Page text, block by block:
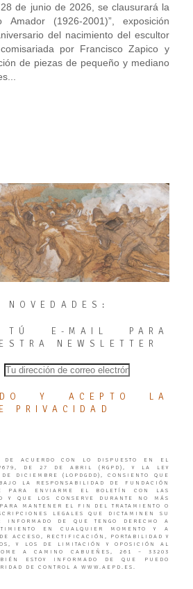
de junio de 2026, se clausurará la
Amador (1926-2001)”, exposición
del nacimiento del escultor
por Francisco Zapico y
de piezas de pequeño y mediano
TÚ E-MAIL PARA
NEWSLETTER
Y ACEPTO LA
PRIVACIDAD
DE ACUERDO CON LO DISPUESTO EN EL
679, DE 27 DE ABRIL (RGPD), Y LA LEY
DICIEMBRE (LOPDGDD), CONSIENTO QUE
LA RESPONSABILIDAD DE FUNDACIÓN
PARA ENVIARME EL BOLETÍN CON LAS
Y QUE LOS CONSERVE DURANTE NO MÁS
MANTENER EL FIN DEL TRATAMIENTO O
LEGALES QUE DICTAMINEN SU
INFORMADO DE QUE TENGO DERECHO A
EN CUALQUIER MOMENTO Y A
ACCESO, RECTIFICACIÓN, PORTABILIDAD Y
Y LOS DE LIMITACIÓN Y OPOSICIÓN AL
A CAMINO CABUEÑES, 261 – 33203
ESTOY INFORMADO DE QUE PUEDO
DE CONTROL A WWW.AEPD.ES.